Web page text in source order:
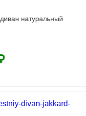
натуральный